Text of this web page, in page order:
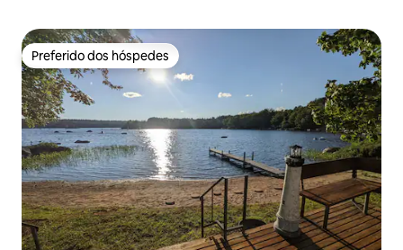
Preferido dos hóspedes
Preferido dos hóspedes